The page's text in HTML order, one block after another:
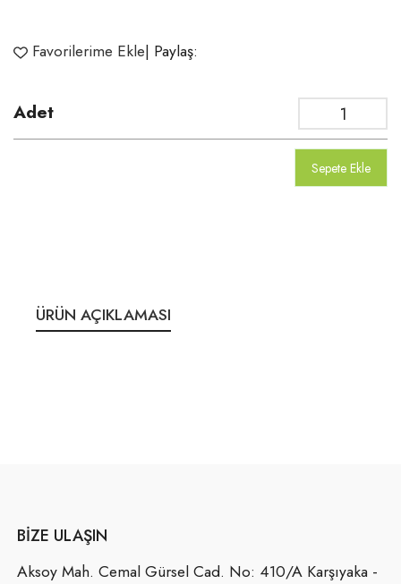
Favorilerime Ekle| Paylaş:
Adet
Sepete Ekle
ÜRÜN AÇIKLAMASI
BIZE ULAŞIN
Aksoy Mah. Cemal Gürsel Cad. No: 410/A Karşıyaka -